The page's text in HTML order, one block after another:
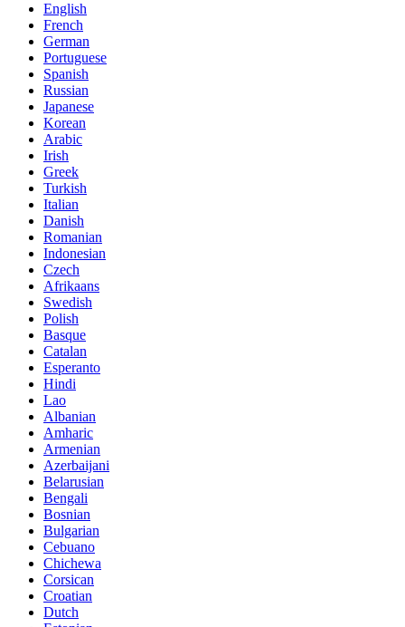
English
French
German
Portuguese
Spanish
Russian
Japanese
Korean
Arabic
Irish
Greek
Turkish
Italian
Danish
Romanian
Indonesian
Czech
Afrikaans
Swedish
Polish
Basque
Catalan
Esperanto
Hindi
Lao
Albanian
Amharic
Armenian
Azerbaijani
Belarusian
Bengali
Bosnian
Bulgarian
Cebuano
Chichewa
Corsican
Croatian
Dutch